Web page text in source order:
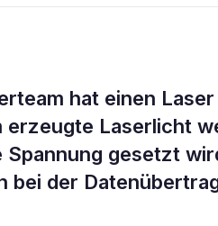
hat einen Laser
Laserlicht
gesetzt
bei der